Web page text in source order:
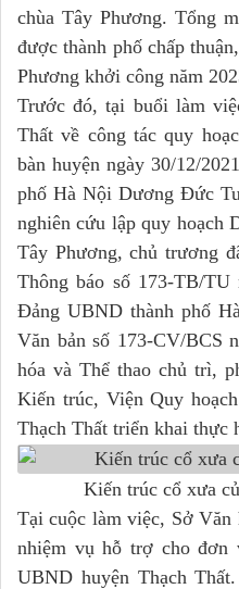
chùa Tây Phương. Tổng
được thành phố chấp
Phương khởi công năm
Trước đó, tại buổi làm
Thất về công tác quy
bàn huyện ngày 30/12/
phố Hà Nội Dương Đức
nghiên cứu lập quy hoạch
Tây Phương, chủ trương
Thông báo số 173-TB/TU
Đảng UBND thành phố
Văn bản số 173-CV/BCS
hóa và Thể thao chủ trì,
Kiến trúc, Viện Quy
Thạch Thất triển khai thực
Kiến trúc cổ xưa
Tại cuộc làm việc, Sở Văn
nhiệm vụ hỗ trợ cho đơn
UBND huyện Thạch